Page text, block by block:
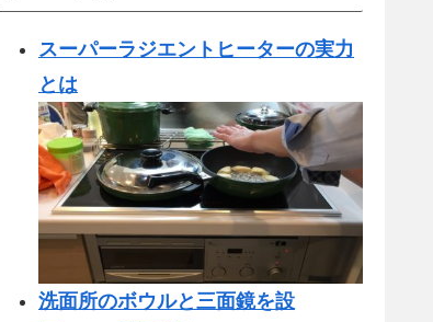
スーパーラジエントヒーターの実力
とは
洗面所のボウルと三面鏡を設